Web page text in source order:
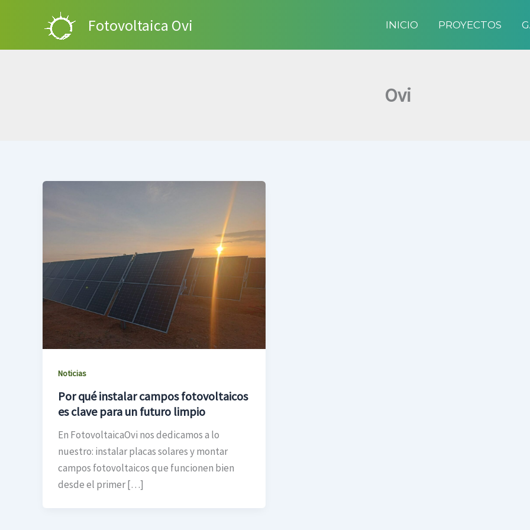
Fotovoltaica Ovi INICIO PROYECTOS
Ovi
Noticias
Por qué instalar campos fotovoltaicos
es clave para un futuro limpio
En FotovoltaicaOvi nos dedicamos a lo
nuestro: instalar placas solares y montar
campos fotovoltaicos que funcionen bien
desde el primer […]